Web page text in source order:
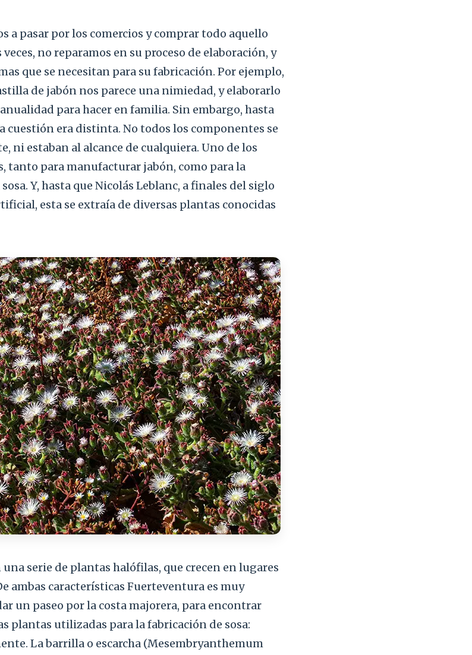
a pasar por los comercios y comprar todo aquello
no reparamos en su proceso de elaboración, y
que se necesitan para su fabricación. Por ejemplo,
de jabón nos parece una nimiedad, y elaborarlo
para hacer en familia. Sin embargo, hasta
cuestión era distinta. No todos los componentes se
ni estaban al alcance de cualquiera. Uno de los
tanto para manufacturar jabón, como para la
Y, hasta que Nicolás Leblanc, a finales del siglo
esta se extraía de diversas plantas conocidas
serie de plantas halófilas, que crecen en lugares
ambas características Fuerteventura es muy
un paseo por la costa majorera, para encontrar
plantas utilizadas para la fabricación de sosa:
La barrilla o escarcha (Mesembryanthemum